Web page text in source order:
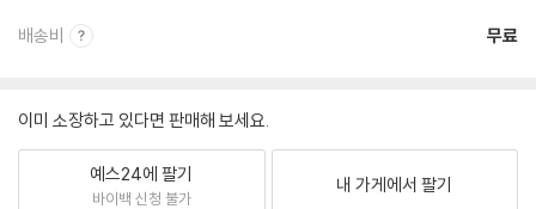
배송비 무료
이미 소장하고 있다면 판매해 보세요.
예스24에 팔기
바이백 신청 불가
내 가게에서 팔기